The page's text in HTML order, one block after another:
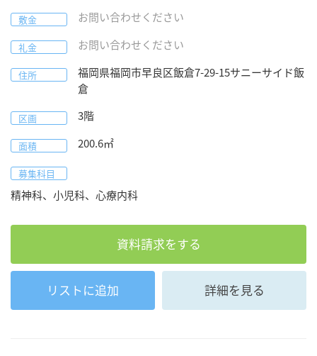
敷金 お問い合わせください
礼金 お問い合わせください
住所 福岡県福岡市早良区飯倉7-29-15サニーサイド飯
倉
区画 3階
面積 200.6㎡
募集科目
精神科、小児科、心療内科
資料請求をする
リストに追加 詳細を見る